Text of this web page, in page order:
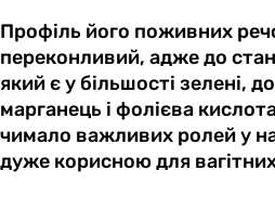
Профіль його поживних
переконливий, адже до
який є у більшості зелені,
марганець і фолієва
чимало важливих ролей у
дуже корисною для